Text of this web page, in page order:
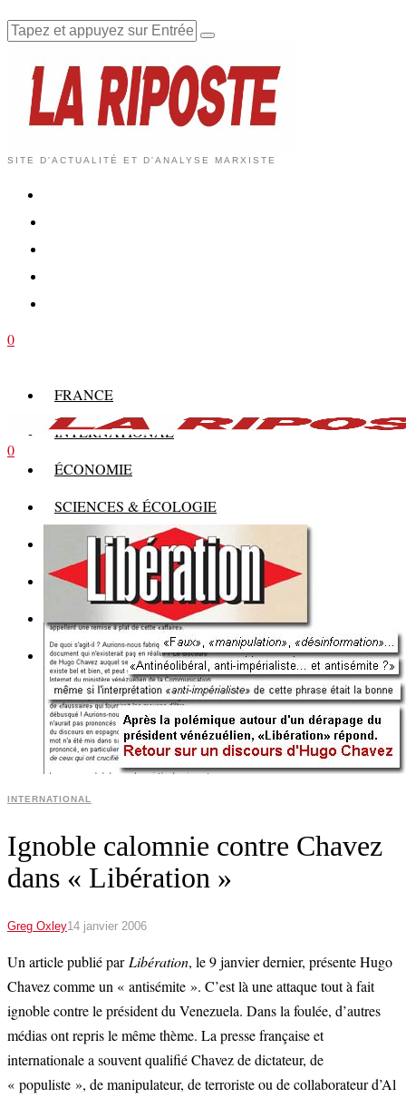
SITE D'ACTUALITÉ ET D'ANALYSE MARXISTE
0
FRANCE
INTERNATIONAL
ÉCONOMIE
SCIENCES & ÉCOLOGIE
HISTOIRE
THÉORIE
MULTIMÉDIAS
0
INTERNATIONAL
Ignoble calomnie contre Chavez
dans « Libération »
Greg Oxley14 janvier 2006
Un article publié par Libération, le 9 janvier dernier, présente Hugo
Chavez comme un « antisémite ». C’est là une attaque tout à fait
ignoble contre le président du Venezuela. Dans la foulée, d’autres
médias ont repris le même thème. La presse française et
internationale a souvent qualifié Chavez de dictateur, de
« populiste », de manipulateur, de terroriste ou de collaborateur d’Al